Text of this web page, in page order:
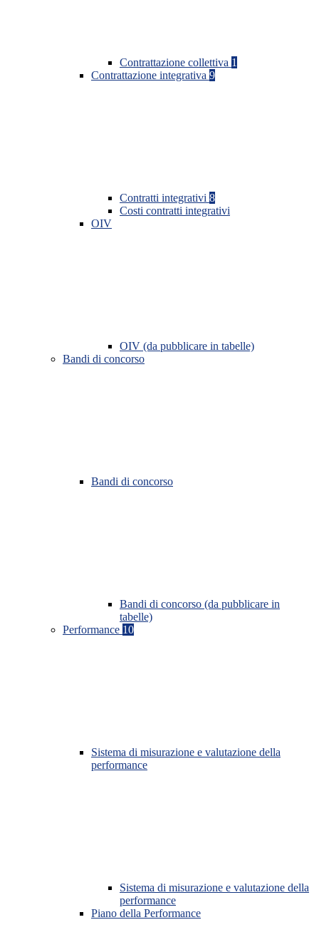
Contrattazione collettiva 1
Contrattazione integrativa 9
Contratti integrativi 8
Costi contratti integrativi
OIV
OIV (da pubblicare in tabelle)
Bandi di concorso
Bandi di concorso
Bandi di concorso (da pubblicare in
tabelle)
Performance 10
Sistema di misurazione e valutazione della
performance
Sistema di misurazione e valutazione della
performance
Piano della Performance